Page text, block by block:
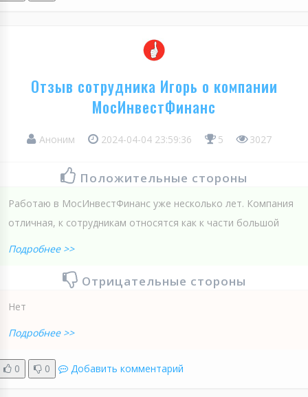
Отзыв сотрудника Игорь о компании
МосИнвестФинанс
Аноним 2024-04-04 23:59:36 5 3027
Положительные стороны
Работаю в МосИнвестФинанс уже несколько лет. Компания
отличная, к сотрудникам относятся как к части большой
Подробнее >>
Отрицательные стороны
Нет
Подробнее >>
0 0 Добавить комментарий